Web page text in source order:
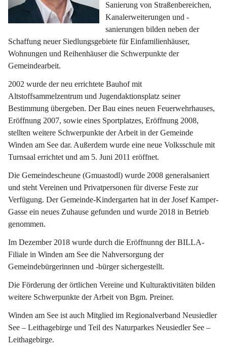
Sanierung von Straßenbereichen,
Kanalerweiterungen und -
sanierungen bilden neben der
Schaffung neuer Siedlungsgebiete für Einfamilienhäuser,
Wohnungen und Reihenhäuser die Schwerpunkte der
Gemeindearbeit.
2002 wurde der neu errichtete Bauhof mit
Altstoffsammelzentrum und Jugendaktionsplatz seiner
Bestimmung übergeben. Der Bau eines neuen Feuerwehrhauses,
Eröffnung 2007, sowie eines Sportplatzes, Eröffnung 2008,
stellten weitere Schwerpunkte der Arbeit in der Gemeinde
Winden am See dar. Außerdem wurde eine neue Volksschule mit
Turnsaal errichtet und am 5. Juni 2011 eröffnet.
Die Gemeindescheune (Gmuastodl) wurde 2008 generalsaniert
und steht Vereinen und Privatpersonen für diverse Feste zur
Verfügung. Der Gemeinde-Kindergarten hat in der Josef Kamper-
Gasse ein neues Zuhause gefunden und wurde 2018 in Betrieb
genommen.
Im Dezember 2018 wurde durch die Eröffnunng der BILLA-
Filiale in Winden am See die Nahversorgung der
Gemeindebürgerinnen und -bürger sichergestellt.
Die Förderung der örtlichen Vereine und Kulturaktivitäten bilden
weitere Schwerpunkte der Arbeit von Bgm. Preiner.
Winden am See ist auch Mitglied im Regionalverband Neusiedler
See – Leithagebirge und Teil des Naturparkes Neusiedler See –
Leithagebirge.